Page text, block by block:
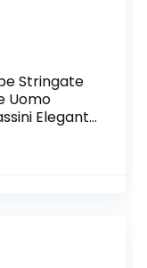
Stringate
Uomo
Eleganti